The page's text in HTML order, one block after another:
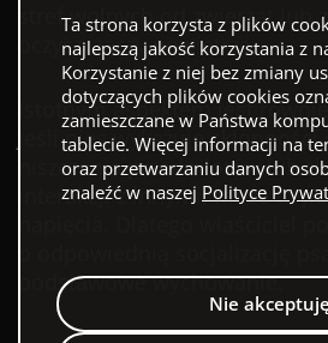
stref wolnych od zwierząt lub
oczyszczaczy powietrza.
Istotnym aspektem jest
Jeśli pies wykazuje
niszczenia przedmiotów lub
interakcji z innymi, może to
podstawowe wychowanie.
Ta strona korzysta z plików
najlepszą jakość korzystania z
Korzystanie z niej bez zmiany
dotyczących plików cookies
zamieszczane w Państwa
tablecie. Więcej informacji na
oraz przetwarzaniu danych
znaleźć w naszej Polityce
Nie akceptuję